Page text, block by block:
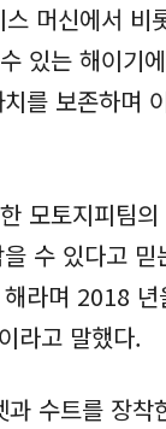
머신에서 비
있는 해이기
를 보존하며
모토지피팀
수 있다고
라며 2018
라고 말했다.
수트를 장